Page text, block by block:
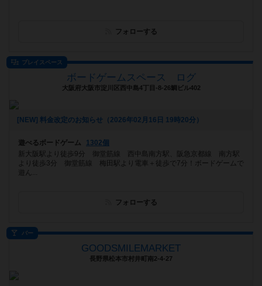
フォローする
プレイスペース
ボードゲームスペース ログ
大阪府大阪市淀川区西中島4丁目-8-26鯛ビル402
[NEW] 料金改定のお知らせ（2026年02月16日 19時20分）
遊べるボードゲーム
1302個
新大阪駅より徒歩9分 御堂筋線 西中島南方駅、阪急京都線 南方駅
より徒歩3分 御堂筋線 梅田駅より電車＋徒歩で7分！ボードゲームで
遊ん...
フォローする
バー
GOODSMILEMARKET
長野県松本市村井町南2-4-27